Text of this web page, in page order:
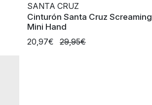
SANTA CRUZ
Cinturón Santa Cruz Screaming
Mini Hand
20,97€
29,95€